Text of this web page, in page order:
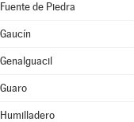
Fuente de Piedra
Gaucín
Genalguacil
Guaro
Humilladero